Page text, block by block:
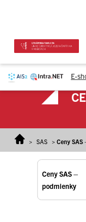
E-
> SAS > Ceny SAS
Ceny SAS –
podmienky